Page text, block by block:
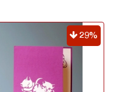
29%